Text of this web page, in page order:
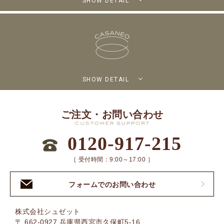
SHOW DETAIL
ご注文・お問い合わせ
0120-917-215
［ 受付時間：9:00～17:00 ］
フォームでのお問い合わせ
株式会社シュゼット
〒 662-0927 兵庫県西宮市久保町5-16